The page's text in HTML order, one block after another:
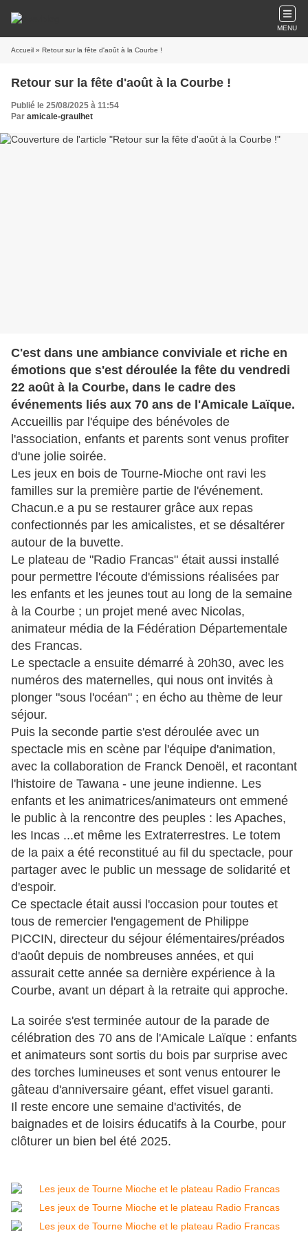
MENU
Accueil » Retour sur la fête d'août à la Courbe !
Retour sur la fête d'août à la Courbe !
Publié le 25/08/2025 à 11:54
Par amicale-graulhet
C'est dans une ambiance conviviale et riche en
émotions que s'est déroulée la fête du vendredi
22 août à la Courbe, dans le cadre des
événements liés aux 70 ans de l'Amicale Laïque.
Accueillis par l'équipe des bénévoles de
l'association, enfants et parents sont venus profiter
d'une jolie soirée.
Les jeux en bois de Tourne-Mioche ont ravi les
familles sur la première partie de l'événement.
Chacun.e a pu se restaurer grâce aux repas
confectionnés par les amicalistes, et se désaltérer
autour de la buvette.
Le plateau de "Radio Francas" était aussi installé
pour permettre l'écoute d'émissions réalisées par
les enfants et les jeunes tout au long de la semaine
à la Courbe ; un projet mené avec Nicolas,
animateur média de la Fédération Départementale
des Francas.
Le spectacle a ensuite démarré à 20h30, avec les
numéros des maternelles, qui nous ont invités à
plonger "sous l'océan" ; en écho au thème de leur
séjour.
Puis la seconde partie s'est déroulée avec un
spectacle mis en scène par l'équipe d'animation,
avec la collaboration de Franck Denoël, et racontant
l'histoire de Tawana - une jeune indienne. Les
enfants et les animatrices/animateurs ont emmené
le public à la rencontre des peuples : les Apaches,
les Incas ...et même les Extraterrestres. Le totem
de la paix a été reconstitué au fil du spectacle, pour
partager avec le public un message de solidarité et
d'espoir.
Ce spectacle était aussi l'occasion pour toutes et
tous de remercier l'engagement de Philippe
PICCIN, directeur du séjour élémentaires/préados
d'août depuis de nombreuses années, et qui
assurait cette année sa dernière expérience à la
Courbe, avant un départ à la retraite qui approche.
La soirée s'est terminée autour de la parade de
célébration des 70 ans de l'Amicale Laïque : enfants
et animateurs sont sortis du bois par surprise avec
des torches lumineuses et sont venus entourer le
gâteau d'anniversaire géant, effet visuel garanti.
Il reste encore une semaine d'activités, de
baignades et de loisirs éducatifs à la Courbe, pour
clôturer un bien bel été 2025.